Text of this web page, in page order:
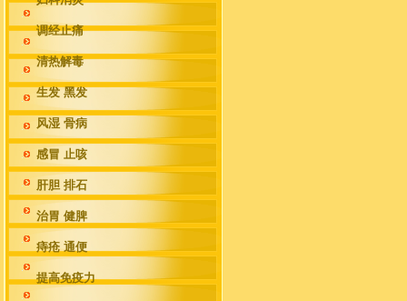
调经止痛
清热解毒
生发 黑发
风湿 骨病
感冒 止咳
肝胆 排石
治胃 健脾
痔疮 通便
提高免疫力